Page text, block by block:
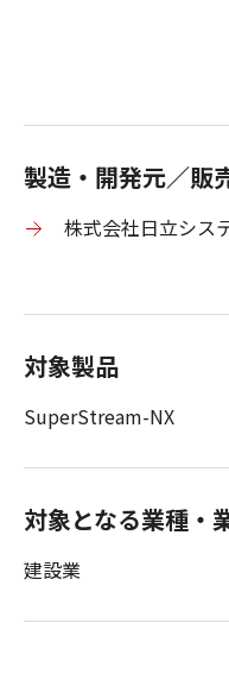
製造・開発元／販
株式会社日立シス
対象製品
SuperStream-NX
対象となる業種・
建設業